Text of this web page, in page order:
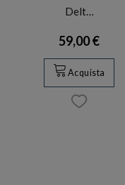
Delt…
59,00 €
Acquista